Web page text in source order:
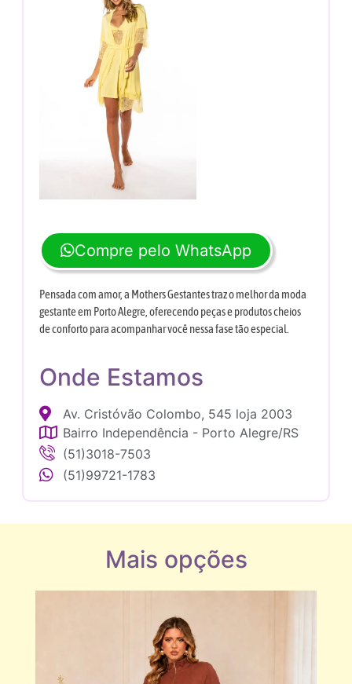
Compre pelo WhatsApp
Pensada com amor, a Mothers Gestantes traz o melhor da moda
gestante em Porto Alegre, oferecendo peças e produtos cheios
de conforto para acompanhar você nessa fase tão especial.
Onde Estamos
Av. Cristóvão Colombo, 545 loja 2003
Bairro Independência - Porto Alegre/RS
(51)3018-7503
(51)99721-1783
Mais opções